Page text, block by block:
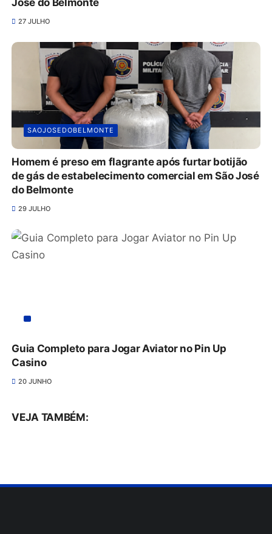
José do Belmonte
27 JULHO
SAOJOSEDOBELMONTE
Homem é preso em flagrante após furtar botijão
de gás de estabelecimento comercial em São José
do Belmonte
29 JULHO
Guia Completo para Jogar Aviator no Pin Up
Casino
20 JUNHO
VEJA TAMBÉM: